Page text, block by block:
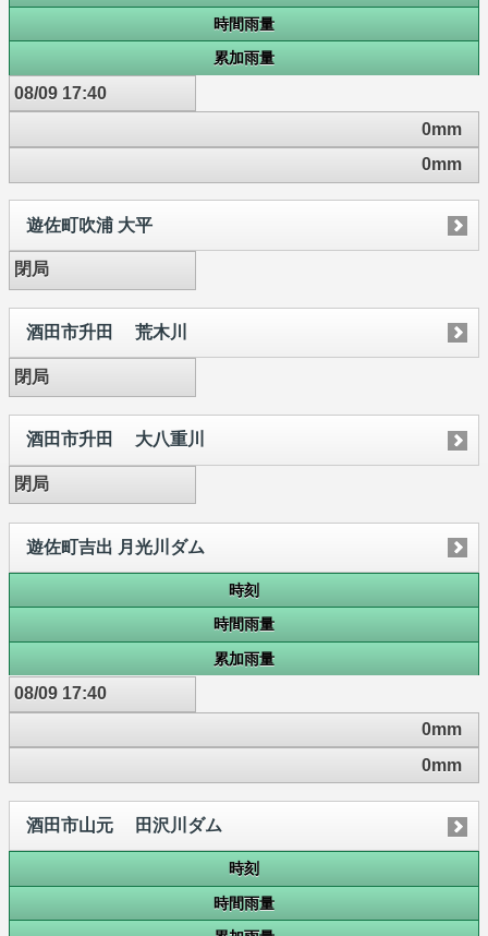
時間雨量
累加雨量
08/09 17:40
0mm
0mm
遊佐町吹浦 大平
閉局
酒田市升田 荒木川
閉局
酒田市升田 大八重川
閉局
遊佐町吉出 月光川ダム
時刻
時間雨量
累加雨量
08/09 17:40
0mm
0mm
酒田市山元 田沢川ダム
時刻
時間雨量